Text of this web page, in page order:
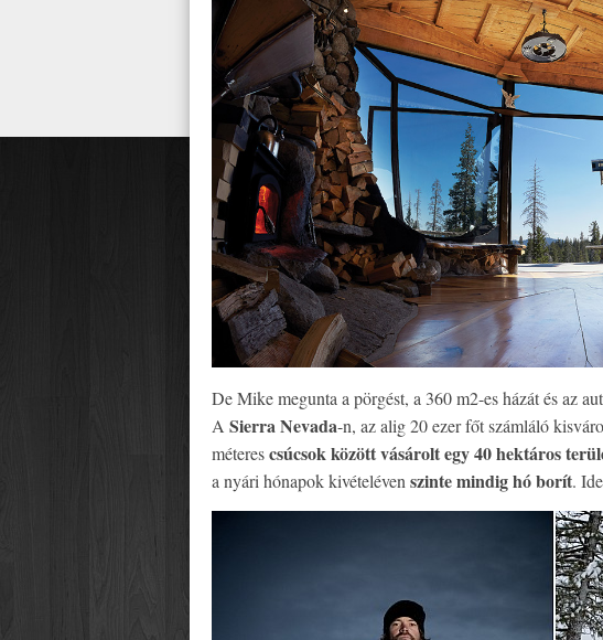
De Mike megunta a pörgést, a 360 m2-es házát és az
A Sierra Nevada-n, az alig 20 ezer főt számláló
méterescsúcsok között vásárolt egy 40 hektáros
a nyári hónapok kivételéven szinte mindig hó borít.